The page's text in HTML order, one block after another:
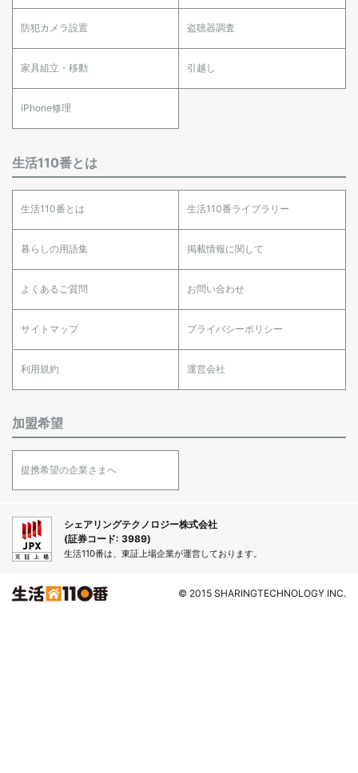
防犯カメラ設置 盗聴器調査
家具組立・移動 引越し
iPhone修理
生活110番とは
生活110番とは 生活110番ライブラリー
暮らしの用語集 掲載情報に関して
よくあるご質問 お問い合わせ
サイトマップ プライバシーポリシー
利用規約 運営会社
加盟希望
提携希望の企業さまへ
シェアリングテクノロジー株式会社
(証券コード: 3989)
生活110番は、東証上場企業が運営しております。
© 2015 SHARINGTECHNOLOGY INC.